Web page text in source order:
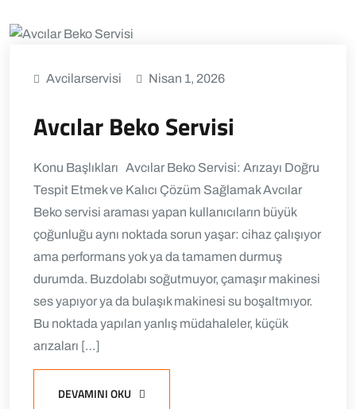
Avcilarservisi Nisan 1, 2026
Avcılar Beko Servisi
Konu Başlıkları Avcılar Beko Servisi: Arızayı Doğru
Tespit Etmek ve Kalıcı Çözüm Sağlamak Avcılar
Beko servisi araması yapan kullanıcıların büyük
çoğunluğu aynı noktada sorun yaşar: cihaz çalışıyor
ama performans yok ya da tamamen durmuş
durumda. Buzdolabı soğutmuyor, çamaşır makinesi
ses yapıyor ya da bulaşık makinesi su boşaltmıyor.
Bu noktada yapılan yanlış müdahaleler, küçük
arızaları […]
DEVAMINI OKU